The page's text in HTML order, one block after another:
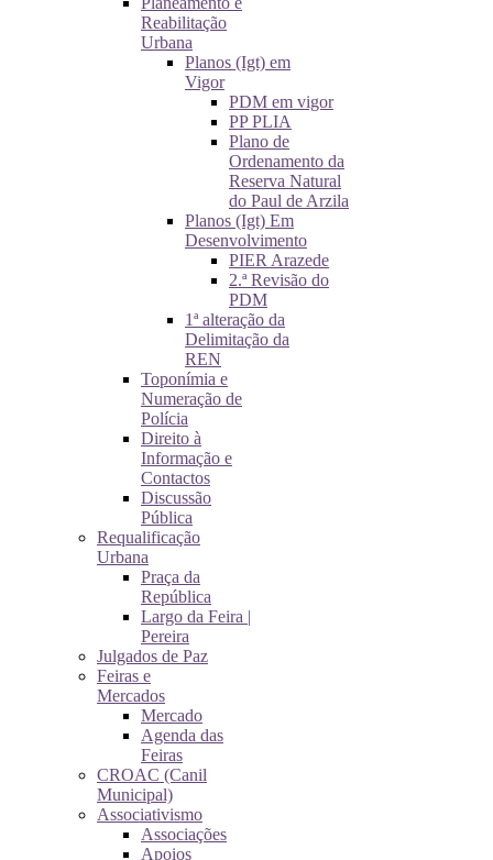
Reabilitação
Urbana
Planos (Igt) em
Vigor
PDM em vigor
PP PLIA
Plano de
Ordenamento da
Reserva Natural
do Paul de Arzila
Planos (Igt) Em
Desenvolvimento
PIER Arazede
2.ª Revisão do
PDM
1ª alteração da
Delimitação da
REN
Toponímia e
Numeração de
Polícia
Direito à
Informação e
Contactos
Discussão
Pública
Requalificação
Urbana
Praça da
República
Largo da Feira |
Pereira
Julgados de Paz
Feiras e
Mercados
Mercado
Agenda das
Feiras
CROAC (Canil
Municipal)
Associativismo
Associações
Apoios